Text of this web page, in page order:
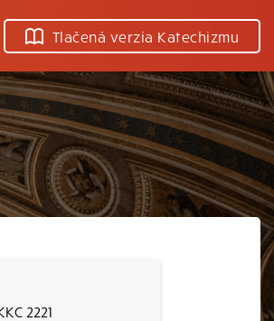
Tlačená verzia Katechizmu
2221